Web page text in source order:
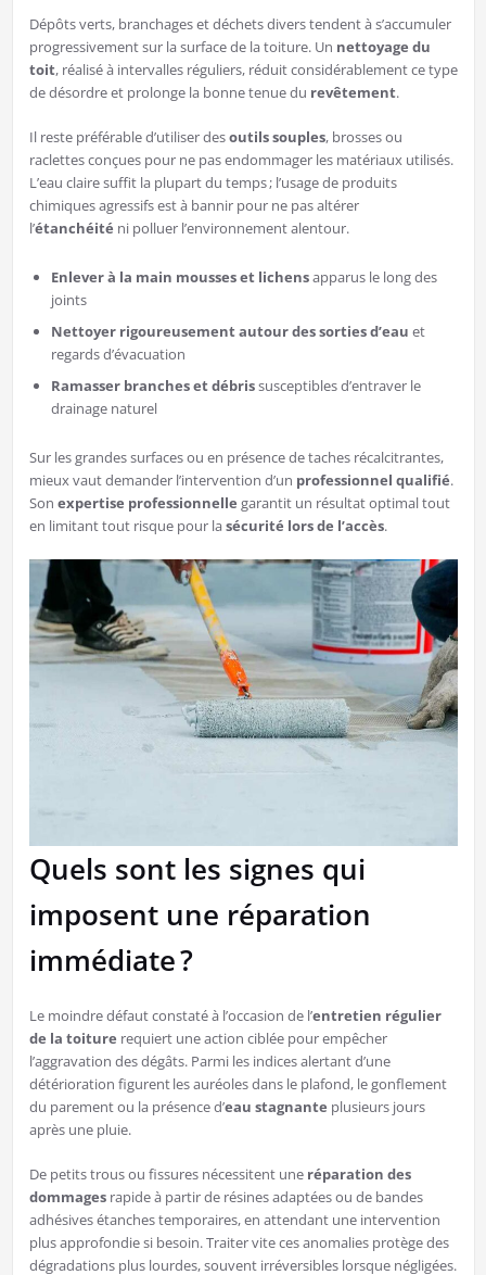
Dépôts verts, branchages et déchets divers tendent à s’accumuler
progressivement sur la surface de la toiture. Un nettoyage du
toit, réalisé à intervalles réguliers, réduit considérablement ce type
de désordre et prolonge la bonne tenue du revêtement.
Il reste préférable d’utiliser desoutils souples, brosses ou
raclettes conçues pour ne pas endommager les matériaux utilisés.
L’eau claire suffit la plupart du temps ; l’usage de produits
chimiques agressifs est à bannir pour ne pas altérer
l’étanchéité ni polluer l’environnement alentour.
Enlever à la main mousses et lichensapparus le long des
joints
Nettoyer rigoureusement autour des sorties d’eau et
regards d’évacuation
Ramasser branches et débrissusceptibles d’entraver le
drainage naturel
Sur les grandes surfaces ou en présence de taches récalcitrantes,
mieux vaut demander l’intervention d’un professionnel qualifié.
Son expertise professionnelle garantit un résultat optimal tout
en limitant tout risque pour lasécurité lors de l’accès.
Quels sont les signes qui
imposent une réparation
immédiate ?
Le moindre défaut constaté à l’occasion de l’entretien régulier
de la toiture requiert une action ciblée pour empêcher
l’aggravation des dégâts. Parmi les indices alertant d’une
détérioration figurent les auréoles dans le plafond, le gonflement
du parement ou la présence d’eau stagnante plusieurs jours
après une pluie.
De petits trous ou fissures nécessitent une réparation des
dommagesrapide à partir de résines adaptées ou de bandes
adhésives étanches temporaires, en attendant une intervention
plus approfondie si besoin. Traiter vite ces anomalies protège des
dégradations plus lourdes, souvent irréversibles lorsque négligées.